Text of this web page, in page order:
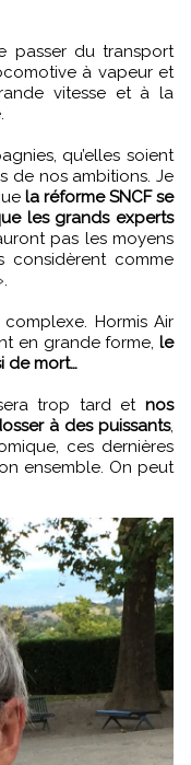
passer du transport
à vapeur et
vitesse et à la
qu’elles soient
de nos ambitions. Je
la réforme SNCF se
les grands experts
pas les moyens
considèrent comme
Hormis Air
en grande forme, le
de mort…
trop tard et nos
à des puissants,
ces dernières
ensemble. On peut